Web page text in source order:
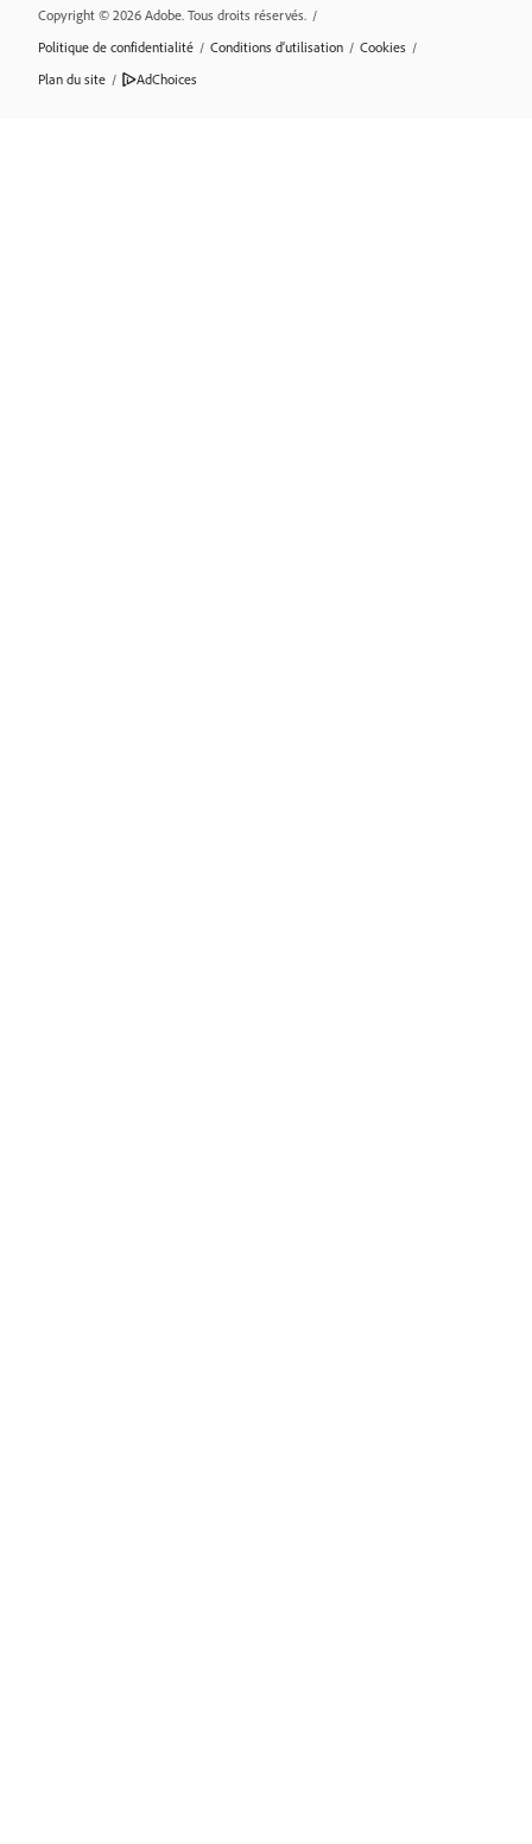
Copyright © 2026 Adobe. Tous droits réservés. /
Politique de confidentialité / Conditions d’utilisation / Cookies /
Plan du site / AdChoices